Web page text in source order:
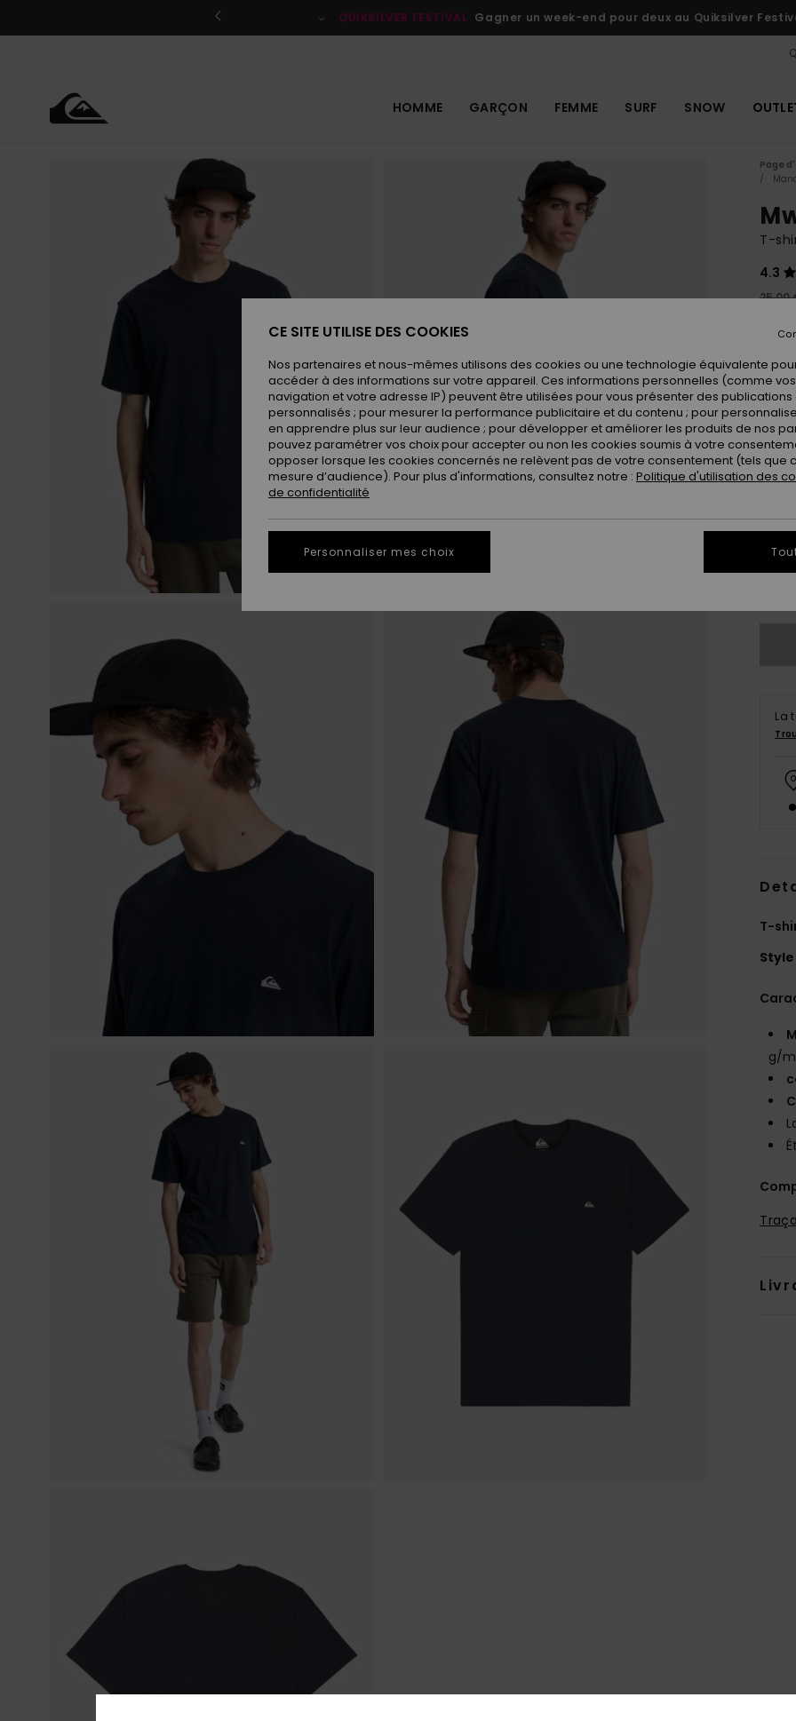
le
QUIKSILVER FESTIVAL Gagner un week-end pour deux au Quiksilver
HOMME GARÇON FEMME SURF SNOW
Page
T-
4.3
25,00
XS
La
T-
Style
g/
CE SITE UTILISE DES COOKIES
Nos partenaires et nous-mêmes utilisons des cookies ou une technologie équivalente
accéder à des informations sur votre appareil. Ces informations personnelles (comme
navigation et votre adresse IP) peuvent être utilisées pour vous présenter des publications
personnalisés ; pour mesurer la performance publicitaire et du contenu ; pour
en apprendre plus sur leur audience ; pour développer et améliorer les produits de nos
pouvez paramétrer vos choix pour accepter ou non les cookies soumis à votre
opposer lorsque les cookies concernés ne relèvent pas de votre consentement (tels que
mesure d’audience). Pour plus d'informations, consultez notre : Politique d'utilisation des
de confidentialité
Personnaliser mes choix